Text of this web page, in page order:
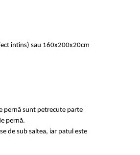
intins) sau 160x200x20cm
pernă sunt petrecute parte
pernă.
de sub saltea, iar patul este